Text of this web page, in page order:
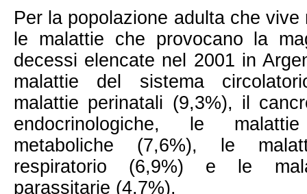
Per la popolazione adulta che
le malattie che provocano la
decessi elencate nel 2001 in
malattie del sistema
malattie perinatali (9,3%), il
endocrinologiche, le
metaboliche (7,6%), le
respiratorio (6,9%) e le
parassitarie (4,7%).